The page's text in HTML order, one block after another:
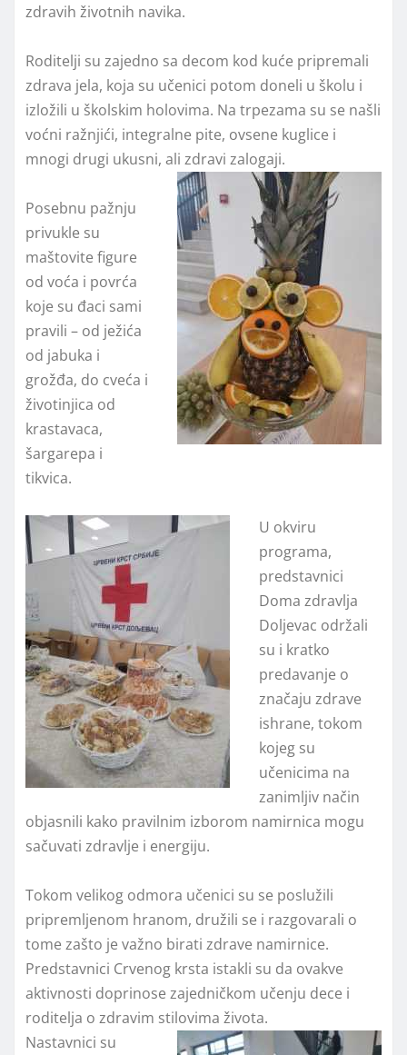
zdravih životnih navika.
Roditelji su zajedno sa decom kod kuće pripremali
zdrava jela, koja su učenici potom doneli u školu i
izložili u školskim holovima. Na trpezama su se našli
voćni ražnjići, integralne pite, ovsene kuglice i
mnogi drugi ukusni, ali zdravi zalogaji.
Posebnu pažnju
privukle su
maštovite figure
od voća i povrća
koje su đaci sami
pravili – od ježića
od jabuka i
grožđa, do cveća i
životinjica od
krastavaca,
šargarepa i
tikvica.
U okviru
programa,
predstavnici
Doma zdravlja
Doljevac održali
su i kratko
predavanje o
značaju zdrave
ishrane, tokom
kojeg su
učenicima na
zanimljiv način
objasnili kako pravilnim izborom namirnica mogu
sačuvati zdravlje i energiju.
Tokom velikog odmora učenici su se poslužili
pripremljenom hranom, družili se i razgovarali o
tome zašto je važno birati zdrave namirnice.
Predstavnici Crvenog krsta istakli su da ovakve
aktivnosti doprinose zajedničkom učenju dece i
roditelja o zdravim stilovima života.
Nastavnici su